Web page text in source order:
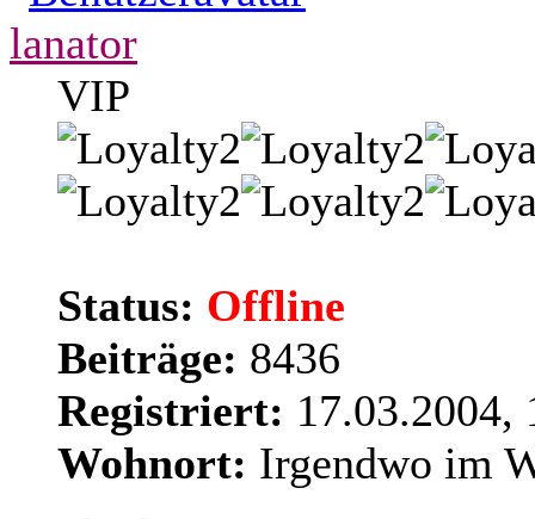
lanator
VIP
Status: Offline
Beiträge: 8436
Registriert: 17.03.2004,
Wohnort: Irgendwo im